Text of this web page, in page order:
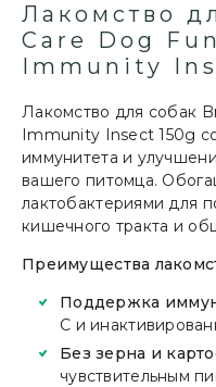
Лакомство
Care Dog
Immunity
Лакомство для собак
Immunity Insect 150g
иммунитета и
вашего питомца.
лактобактериями для
кишечного тракта и
Преимущества
Поддержка
C и
Без зерна и
чувствительным